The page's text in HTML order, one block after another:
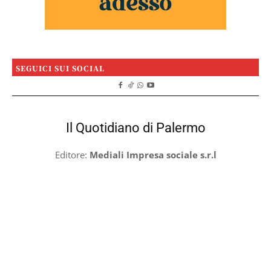
SEGUICI SUI SOCIAL
Il Quotidiano di Palermo
Editore: Mediali Impresa sociale s.r.l